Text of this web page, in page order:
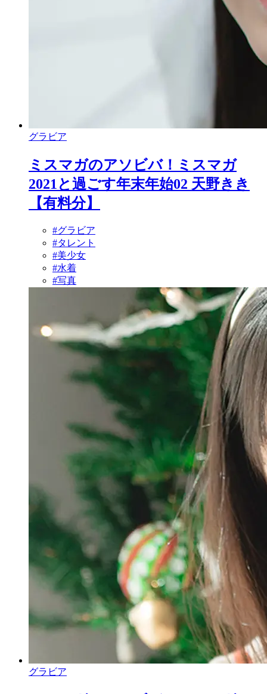
グラビア
ミスマガのアソビバ！ミスマガ
2021と過ごす年末年始02 天野きき
【有料分】
#グラビア
#タレント
#美少女
#水着
#写真
グラビア